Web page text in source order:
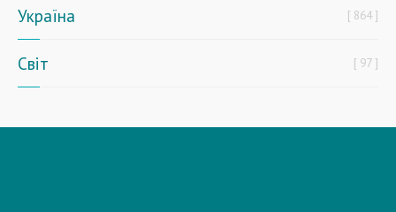
Україна 864
Світ 97